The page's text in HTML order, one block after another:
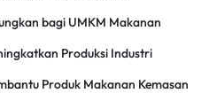
bagi UMKM Makanan
Produksi Industri
Produk Makanan Kemasan